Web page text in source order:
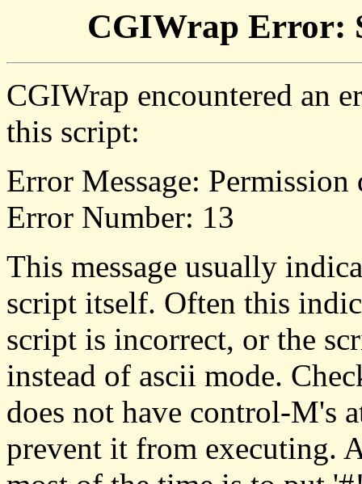
CGIWrap Error:
CGIWrap encountered an
this script:
Error Message: Permission
Error Number: 13
This message usually
script itself. Often this
script is incorrect, or the
instead of ascii mode.
does not have control-M's
prevent it from executing.